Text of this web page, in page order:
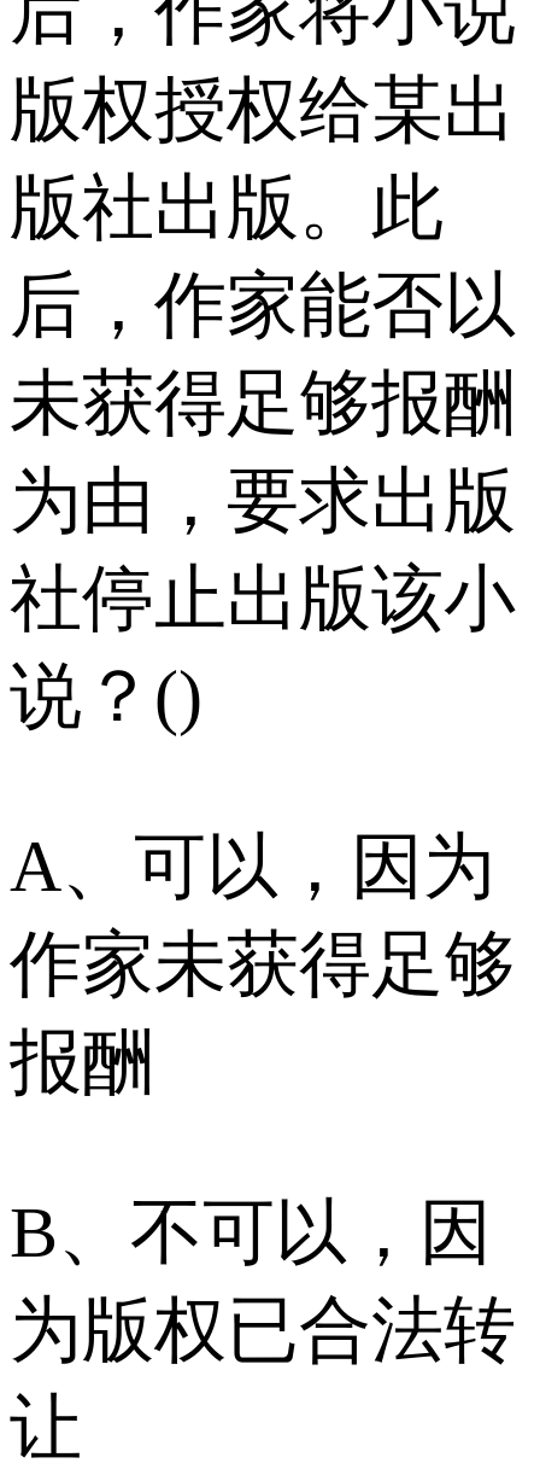
版权授权给某出
版社出版。此
后，作家能否以
未获得足够报酬
为由，要求出版
社停止出版该小
说？()
A、可以，因为
作家未获得足够
报酬
B、不可以，因
为版权已合法转
让